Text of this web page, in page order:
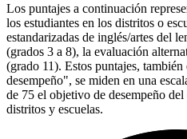
Los puntajes a continuación
los estudiantes en los distritos o
estandarizadas de inglés/artes del
(grados 3 a 8), la evaluación
(grado 11). Estos puntajes,
desempeño", se miden en una
de 75 el objetivo de desempeño
distritos y escuelas.